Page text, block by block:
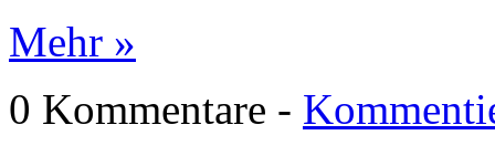
Mehr »
0 Kommentare -